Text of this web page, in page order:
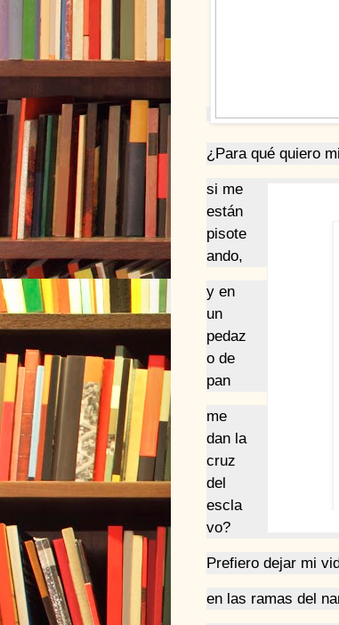
¿Para qué quiero
si me
están
pisote
ando,
y en
un
pedaz
o de
pan
me
dan la
cruz
del
escla
vo?
Prefiero dejar mi
en las ramas del